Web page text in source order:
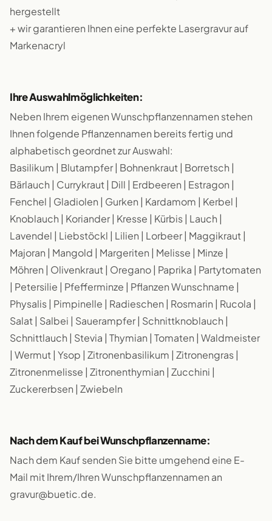
hergestellt
+ wir garantieren Ihnen eine perfekte Lasergravur auf
Markenacryl
Ihre Auswahlmöglichkeiten:
Neben Ihrem eigenen Wunschpflanzennamen stehen
Ihnen folgende Pflanzennamen bereits fertig und
alphabetisch geordnet zur Auswahl:
Basilikum | Blutampfer | Bohnenkraut | Borretsch |
Bärlauch | Currykraut | Dill | Erdbeeren | Estragon |
Fenchel | Gladiolen | Gurken | Kardamom | Kerbel |
Knoblauch | Koriander | Kresse | Kürbis | Lauch |
Lavendel | Liebstöckl | Lilien | Lorbeer | Maggikraut |
Majoran | Mangold | Margeriten | Melisse | Minze |
Möhren | Olivenkraut | Oregano | Paprika | Partytomaten
| Petersilie | Pfefferminze | Pflanzen Wunschname |
Physalis | Pimpinelle | Radieschen | Rosmarin | Rucola |
Salat | Salbei | Sauerampfer | Schnittknoblauch |
Schnittlauch | Stevia | Thymian | Tomaten | Waldmeister
| Wermut | Ysop | Zitronenbasilikum | Zitronengras |
Zitronenmelisse | Zitronenthymian | Zucchini |
Zuckererbsen | Zwiebeln
Nach dem Kauf bei Wunschpflanzenname:
Nach dem Kauf senden Sie bitte umgehend eine E-
Mail mit Ihrem/Ihren Wunschpflanzennamen an
gravur@buetic.de.